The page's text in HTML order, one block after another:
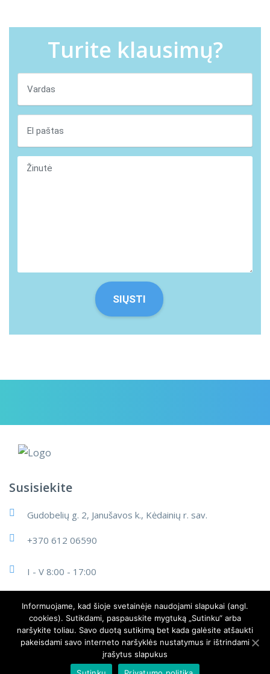
Turite klausimų?
Susisiekite
Gudobelių g. 2, Janušavos k., Kėdainių r. sav.
+370 612 06590
I - V 8:00 - 17:00
© 2024 MB Cleanart LT
Informuojame, kad šioje svetainėje naudojami slapukai (angl.
cookies). Sutikdami, paspauskite mygtuką „Sutinku“ arba
naršykite toliau. Savo duotą sutikimą bet kada galėsite atšaukti
pakeisdami savo interneto naršyklės nustatymus ir ištrindami
įrašytus slapukus